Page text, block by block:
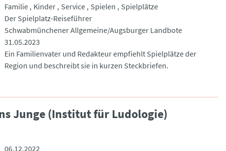
Familie Kinder Service Spielen
Spielplätze
Der Spielplatz-Reiseführer
Schwabmünchener Allgemeine/Augsburger Landbote
31.05.2023
Ein Familienvater und Redakteur empfiehlt Spielplätze der
Region und beschreibt sie in kurzen Steckbriefen.
Junge (Institut für Ludologie)
06.12.2022